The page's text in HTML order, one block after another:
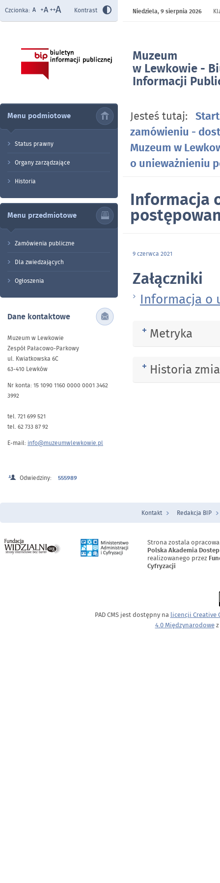
Muzeum
w Lewkowie -
Informacji
postępowania
Czcionka: Kontrast Niedziela,9 sierpnia 2026
Menu podmiotowe
Status prawny
Organy zarządzające
Historia
Menu przedmiotowe
Zamówienia publiczne
Dla zwiedzających
Ogłoszenia
Dane kontaktowe
Muzeum w Lewkowie
Zespół Pałacowo-Parkowy
ul. Kwiatkowska 6C
63-410 Lewków
Nr konta: 15 1090 1160 0000 0001 3462
3992
tel. 721 699 521
tel. 62 733 87 92
E-mail: info@muzeumwlewkowie.pl
Odwiedziny: 555989
Jesteś tutaj: Start
zamówieniu -
Muzeum w
o unieważnieniu
Informacja
9 czerwca 2021
Załączniki
Informacja o
Rozwiń
Metryka
Rozwiń
Historia
Menu Stopka
Kontakt Redakcja BIP
Strona zostala
Polska Akademia
realizowanego przez
Cyfryzacji
PAD CMS jest dostępny na licencji Creative
4.0 Międzynarodowez